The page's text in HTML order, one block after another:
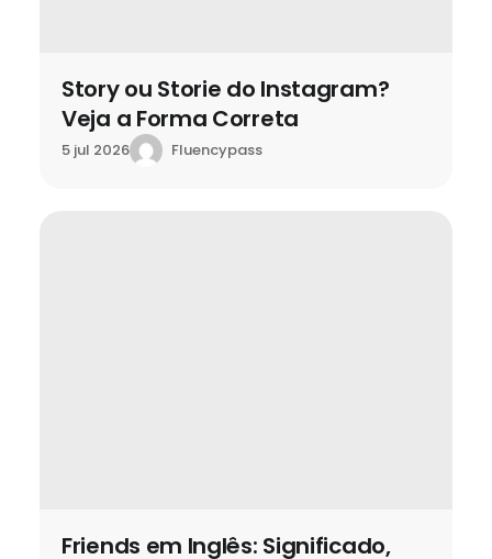
Story ou Storie do Instagram?
Veja a Forma Correta
5 jul 2026 Fluencypass
Friends em Inglês: Significado,